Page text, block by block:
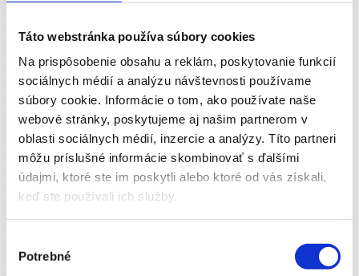
Táto webstránka používa súbory cookies
Na prispôsobenie obsahu a reklám, poskytovanie funkcií
sociálnych médií a analýzu návštevnosti používame
súbory cookie. Informácie o tom, ako používate naše
webové stránky, poskytujeme aj našim partnerom v
oblasti sociálnych médií, inzercie a analýzy. Títo partneri
môžu príslušné informácie skombinovať s ďalšími
údajmi, ktoré ste im poskytli alebo ktoré od vás získali,
keď ste používali ich služby.
súhlasu
Potrebné
Taxikár
Asistent - marketing
Šéfredaktor, editor
Marketingová komunikácia, PR
Marketingový manažér
Marketingový výskum, stratégia
Novinár, redaktor
Online marketing (reklama, PPC, sociálne siete)
PR, brand manažér
HR manažér
Personalista, recruiter
Pracovný psychológ
Realitný maklér
Vedúci call centra